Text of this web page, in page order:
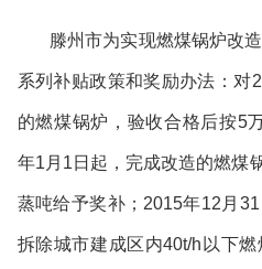
滕州市为实现燃煤锅炉改
系列补贴政策和奖励办法：对
的燃煤锅炉，验收合格后按5
年1 月 1 日起，完成改造的燃煤
蒸吨给予奖补； 2015年12 月 31
拆除城市建成区内40t/h 以下